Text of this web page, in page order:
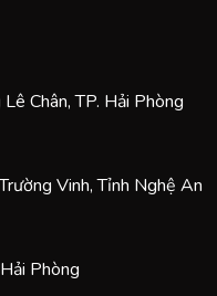
Chân, TP. Hải Phòng
Vinh, Tỉnh Nghệ An
Phòng